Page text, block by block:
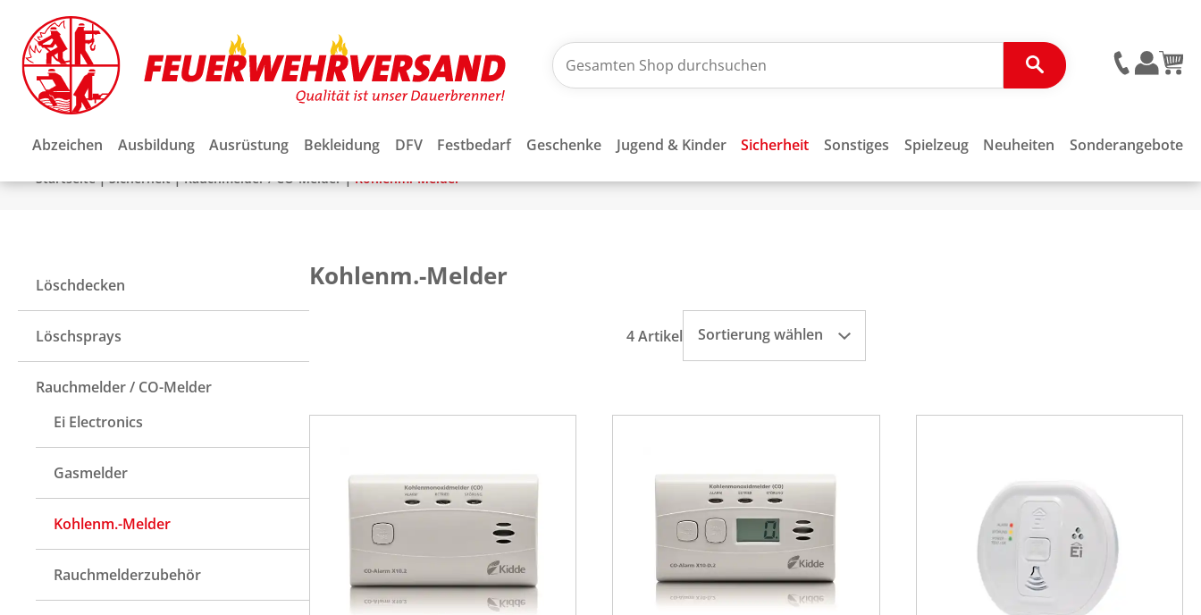
Abzeichen Ausbildung Ausrüstung Bekleidung DFV Festbedarf Geschenke Jugend & Kinder Sicherheit Sonstiges Spielzeug Neuheiten Sonderangebote
Startseite|Sicherheit|Rauchmelder / CO-Melder|Kohlenm.-Melder
Löschdecken
Löschsprays
Rauchmelder / CO-Melder
Ei Electronics
Gasmelder
Kohlenm.-Melder
Rauchmelderzubehör
Kohlenm.-Melder
4 Artikel Sortierung wählen